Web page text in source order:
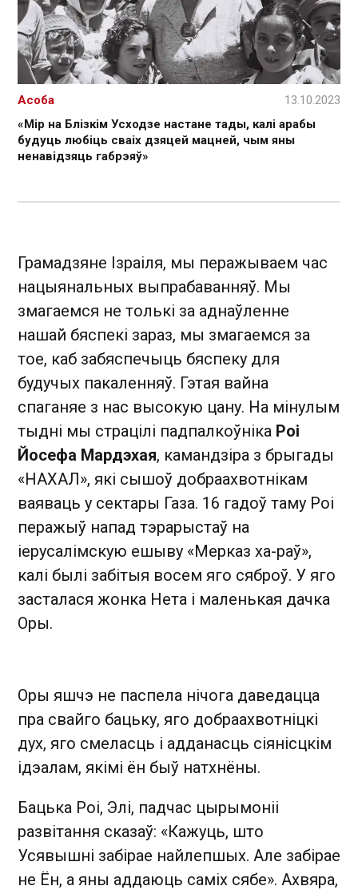
«Мір на Блізкім Усходзе настане тады, калі арабы
будуць любіць сваіх дзяцей мацней, чым яны
ненавідзяць габрэяў»
Асоба 13.10.2023
Грамадзяне Ізраіля, мы перажываем час
нацыянальных выпрабаванняў. Мы
змагаемся не толькі за аднаўленне
нашай бяспекі зараз, мы змагаемся за
тое, каб забяспечыць бяспеку для
будучых пакаленняў. Гэтая вайна
спаганяе з нас высокую цану. На мінулым
тыдні мы страцілі падпалкоўніка Роі
Йосефа Мардэхая, камандзіра з брыгады
«НАХАЛ», які сышоў добраахвотнікам
ваяваць у сектары Газа. 16 гадоў таму Роі
перажыў напад тэрарыстаў на
іерусалімскую ешыву «Мерказ ха-раў»,
калі былі забітыя восем яго сяброў. У яго
засталася жонка Нета і маленькая дачка
Оры.
Оры яшчэ не паспела нічога даведацца
пра свайго бацьку, яго добраахвотніцкі
дух, яго смеласць і адданасць сіянісцкім
ідэалам, якімі ён быў натхнёны.
Бацька Роі, Элі, падчас цырымоніі
развітання сказаў: «Кажуць, што
Усявышні забірае найлепшых. Але забірае
не Ён, а яны аддаюць саміх сябе». Ахвяра,